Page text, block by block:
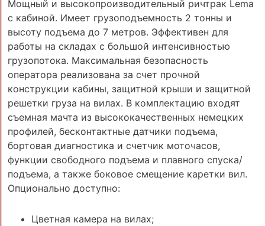
Мощный и высокопроизводительный ричтрак Lema
с кабиной. Имеет грузоподъемность 2 тонны и
высоту подъема до 7 метров. Эффективен для
работы на складах с большой интенсивностью
грузопотока. Максимальная безопасность
оператора реализована за счет прочной
конструкции кабины, защитной крыши и защитной
решетки груза на вилах. В комплектацию входят
съемная мачта из высококачественных немецких
профилей, бесконтактные датчики подъема,
бортовая диагностика и счетчик моточасов,
функции свободного подъема и плавного спуска/
подъема, а также боковое смещение каретки вил.
Опционально доступно:
Цветная камера на вилах;